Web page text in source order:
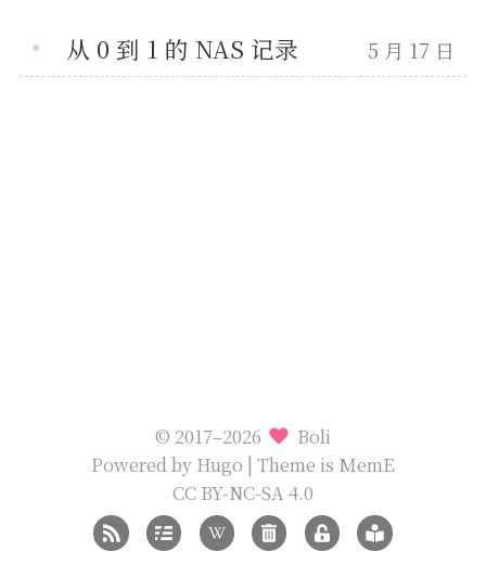
从 0 到 1 的 NAS 记录 5 月 17 日
© 2017–2026
Boli
Powered by Hugo | Theme is MemE
CC BY-NC-SA 4.0